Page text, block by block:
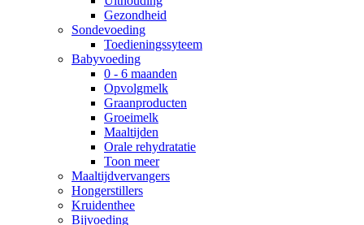
Gezondheid
Sondevoeding
Toedieningssyteem
Babyvoeding
0 - 6 maanden
Opvolgmelk
Graanproducten
Groeimelk
Maaltijden
Orale rehydratatie
Toon meer
Maaltijdvervangers
Hongerstillers
Kruidenthee
Bijvoeding